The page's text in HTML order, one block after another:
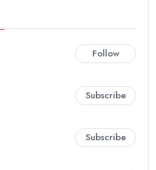
Follow
Subscribe
Subscribe